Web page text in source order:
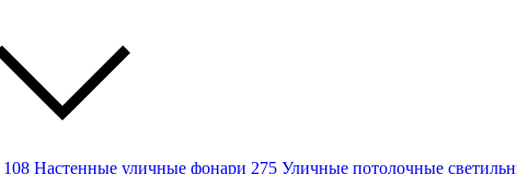
108 Настенные уличные фонари 275 Уличные потолочные